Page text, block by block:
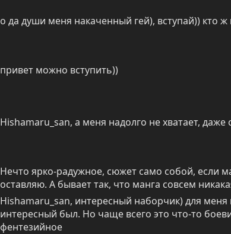
о да души меня накаченный гей), вступай)) кто ж
привет можно вступить))
Hishamaru_san, а меня надолго не хватает, даже
Нечто ярко-радужное, сюжет само собой, если
оставляю. А бывает так, что манга совсем
Hishamaru_san, интересный наборчик) для
интересный был. Но чаще всего это что-то
фентезийное